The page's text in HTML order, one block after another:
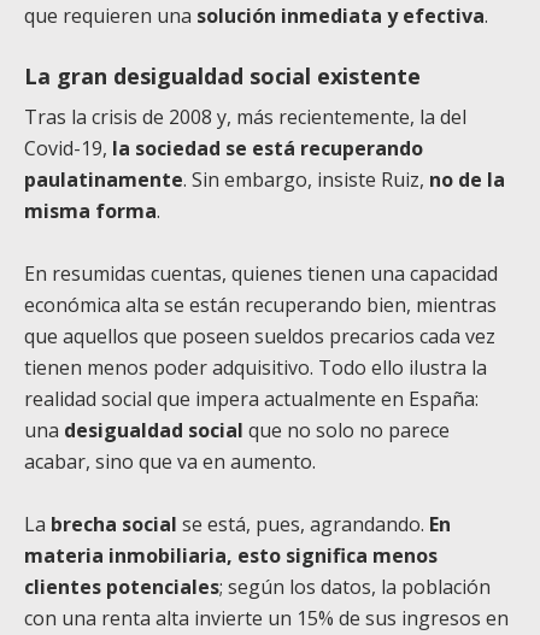
que requieren una solución inmediata y efectiva.
La gran desigualdad social existente
Tras la crisis de 2008 y, más recientemente, la del
Covid-19, la sociedad se está recuperando
paulatinamente. Sin embargo, insiste Ruiz, no de la
misma forma.
En resumidas cuentas, quienes tienen una capacidad
económica alta se están recuperando bien, mientras
que aquellos que poseen sueldos precarios cada vez
tienen menos poder adquisitivo. Todo ello ilustra la
realidad social que impera actualmente en España:
una desigualdad social que no solo no parece
acabar, sino que va en aumento.
La brecha social se está, pues, agrandando. En
materia inmobiliaria, esto significa menos
clientes potenciales; según los datos, la población
con una renta alta invierte un 15% de sus ingresos en